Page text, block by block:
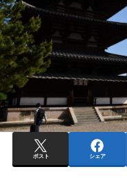
ポスト シェア